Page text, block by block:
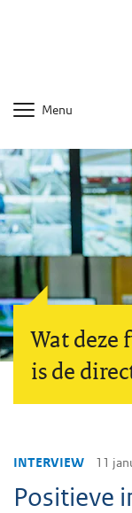
Menu
Wat
is de
Positieve
INTERVIEW 11